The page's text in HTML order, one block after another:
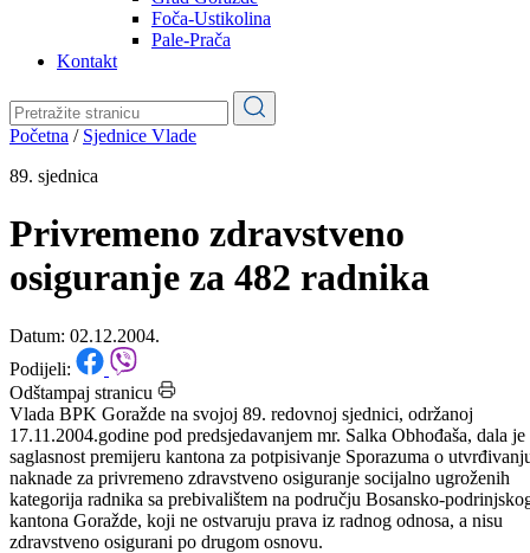
Općine
Pale-Prača
Kontakt
89. sjednica
Privremeno zdravstveno
osiguranje za 482 radnika
Datum: 02.12.2004.
Podijeli:
Odštampaj stranicu
Vlada BPK Goražde na svojoj 89. redovnoj sjednici, održanoj
17.11.2004.godine pod predsjedavanjem mr. Salka Obhođaša, dala je
saglasnost premijeru kantona za potpisivanje Sporazuma o
naknade za privremeno zdravstveno osiguranje socijalno ugroženih